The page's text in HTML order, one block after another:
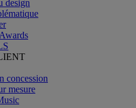
design
concession
mesure